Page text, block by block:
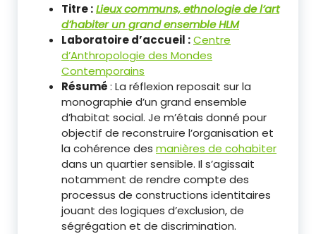
Titre :Lieux communs, ethnologie de l’art
d’habiter un grand ensemble HLM
Laboratoire d’accueil :Centre
d’Anthropologie des Mondes
Contemporains
Résumé: La réflexion reposait sur la
monographie d’un grand ensemble
d’habitat social. Je m’étais donné pour
objectif de reconstruire l’organisation et
la cohérence des manières de cohabiter
dans un quartier sensible. Il s’agissait
notamment de rendre compte des
processus de constructions identitaires
jouant des logiques d’exclusion, de
ségrégation et de discrimination.